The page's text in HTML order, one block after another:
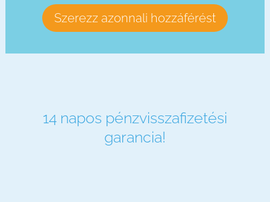
Szerezz azonnali hozzáférést
14 napos pénzvisszafizetési
garancia!